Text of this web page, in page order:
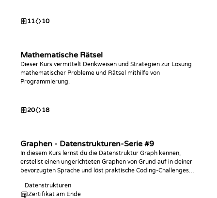
11 10
Mathematische Rätsel
Dieser Kurs vermittelt Denkweisen und Strategien zur Lösung
mathematischer Probleme und Rätsel mithilfe von
Programmierung.
20 18
Graphen - Datenstrukturen-Serie #9
In diesem Kurs lernst du die Datenstruktur Graph kennen,
erstellst einen ungerichteten Graphen von Grund auf in deiner
bevorzugten Sprache und löst praktische Coding-Challenges
Datenstrukturen
Zertifikat am Ende